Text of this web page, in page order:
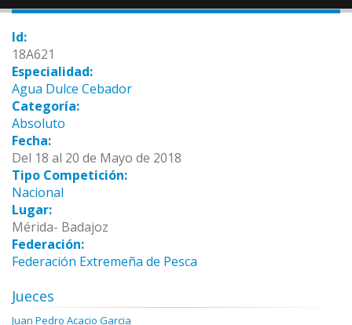
Id:
18A621
Especialidad:
Agua Dulce Cebador
Categoría:
Absoluto
Fecha:
Del 18 al 20 de Mayo de 2018
Tipo Competición:
Nacional
Lugar:
Mérida- Badajoz
Federación:
Federación Extremeña de Pesca
Jueces
Juan Pedro Acacio Garcia